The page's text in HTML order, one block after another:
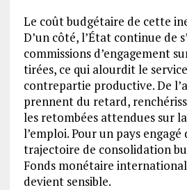
Le coût budgétaire de cette
D’un côté, l’État continue de
commissions d’engagement
tirées, ce qui alourdit le
contrepartie productive. De
prennent du retard,
les retombées attendues sur
l’emploi. Pour un pays engagé
trajectoire de consolidation
Fonds monétaire
devient sensible.